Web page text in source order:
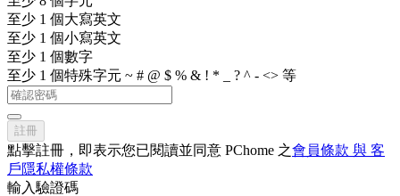
至少 1 個大寫英文
至少 1 個小寫英文
至少 1 個數字
至少 1 個特殊字元 ~ # @ $ % & ! * _ ? ^ - <> 等
註冊
點擊註冊，即表示您已閱讀並同意 PChome 之會員條款 與 客
戶隱私權條款
輸入驗證碼